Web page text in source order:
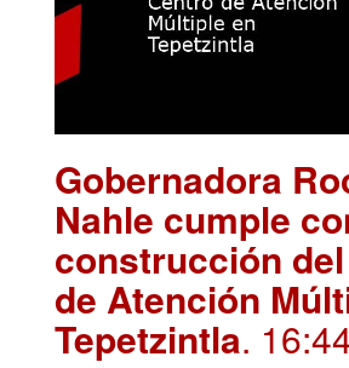
Gobernadora
Nahle cumple
construcción
de Atención
Tepetzintla.